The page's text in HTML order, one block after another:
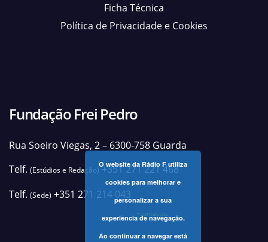
Ficha Técnica
Política de Privacidade e Cookies
Fundação Frei Pedro
Rua Soeiro Viegas, 2 – 6300-758 Guarda
Telf. (Estúdios e Redação)+351 271 221 468
Telf. (Sede) +351 271 214 043
+contactos
O website da Rádio F utiliza
cookies para melhorar e
personalizar a sua
experiência de navegação.
Ao continuar a navegar está